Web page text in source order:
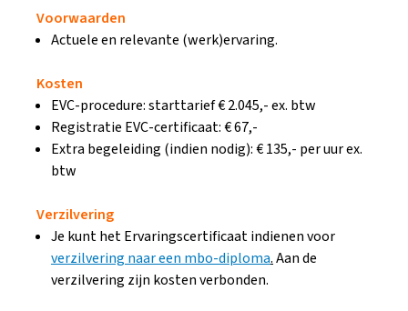
Voorwaarden
Actuele en relevante (werk)ervaring.
Kosten
EVC-procedure: starttarief € 2.045,- ex. btw
Registratie EVC-certificaat: € 67,-
Extra begeleiding (indien nodig): € 135,- per uur ex.
btw
Verzilvering
Je kunt het Ervaringscertificaat indienen voor
verzilvering naar een mbo-diploma.Aan de
verzilvering zijn kosten verbonden.